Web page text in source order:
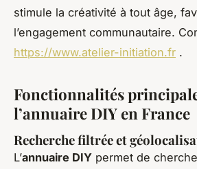
stimule la créativité à tout âge,
l’engagement communautaire.
https://www.atelier-initiation.fr .
Fonctionnalités
l’annuaire DIY en France
Recherche filtrée et
L’annuaire DIY permet de